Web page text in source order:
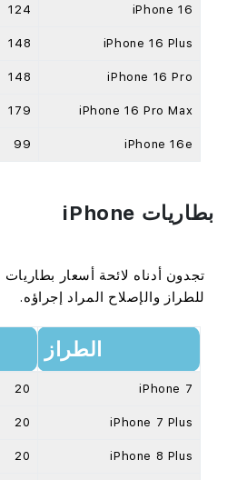
iPhone 16
124
iPhone 16 Plus
148
iPhone 16 Pro
148
iPhone 16 Pro Max
179
iPhone 16e
99
بطاريات iPhone
للطراز والإصلاح المراد إجراؤه.
الطراز
iPhone 7
20
iPhone 7 Plus
20
iPhone 8 Plus
20